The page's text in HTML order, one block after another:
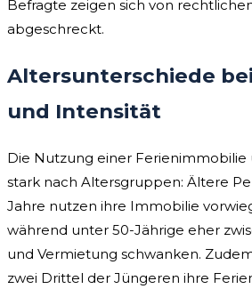
Befragte zeigen sich von
abgeschreckt.
Altersunterschiede
und Intensität
Die Nutzung einer Ferienimmobilie
stark nach Altersgruppen: Ältere
Jahre nutzen ihre Immobilie
während unter 50-Jährige eher
und Vermietung schwanken.
zwei Drittel der Jüngeren ihre